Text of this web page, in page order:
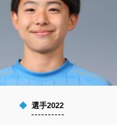
選手2022